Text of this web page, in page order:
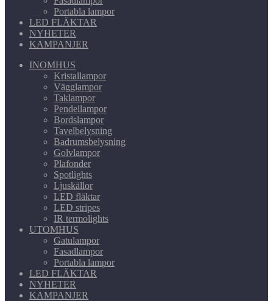
Portabla lampor
LED FLÄKTAR
NYHETER
KAMPANJER
INOMHUS
Kristallampor
Vägglampor
Taklampor
Pendellampor
Bordslampor
Tavelbelysning
Badrumsbelysning
Golvlampor
Plafonder
Spotlights
Ljuskällor
LED fläktar
LED stripes
IR termolights
UTOMHUS
Gatulampor
Fasadlampor
Portabla lampor
LED FLÄKTAR
NYHETER
KAMPANJER